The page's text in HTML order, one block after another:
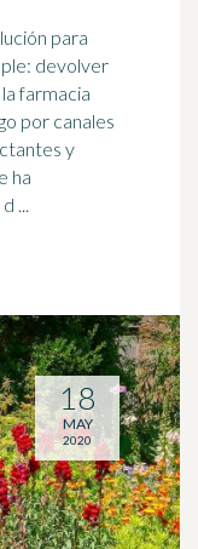
devolver
farmacia
por canales
y
ha
...
18
MAY
2020